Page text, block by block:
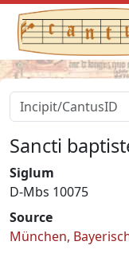
Sancti
Siglum
D-Mbs 10075
Source
München,